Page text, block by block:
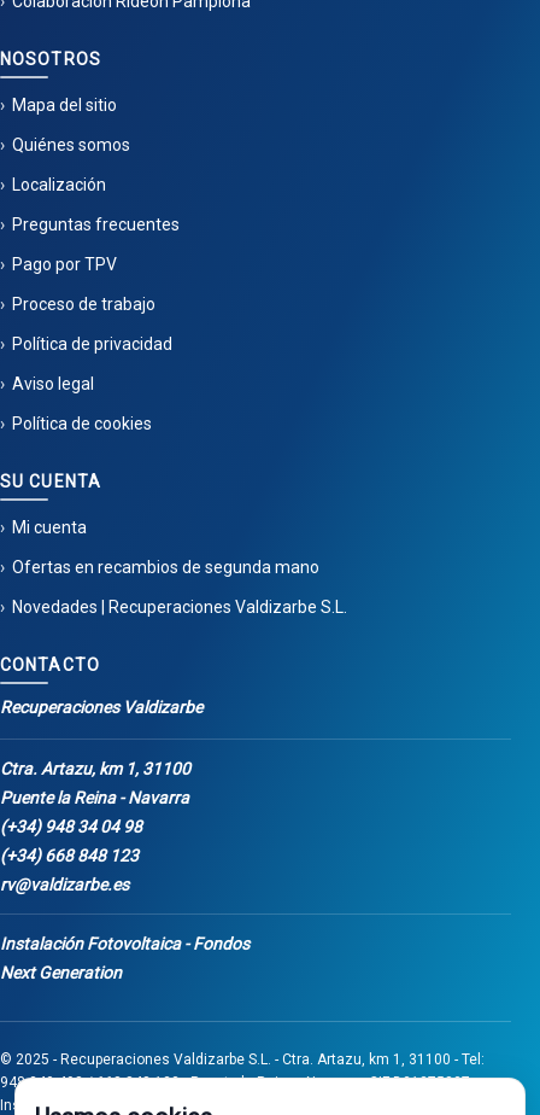
NOSOTROS
Mapa del sitio
Quiénes somos
Localización
Preguntas frecuentes
Pago por TPV
Proceso de trabajo
Política de privacidad
Aviso legal
Política de cookies
SU CUENTA
Mi cuenta
Ofertas en recambios de segunda mano
Novedades | Recuperaciones Valdizarbe S.L.
CONTACTO
Recuperaciones Valdizarbe
Ctra. Artazu, km 1, 31100
Puente la Reina - Navarra
(+34) 948 34 04 98
(+34) 668 848 123
rv@valdizarbe.es
Instalación Fotovoltaica - Fondos
Next Generation
© 2025 - Recuperaciones Valdizarbe S.L. - Ctra. Artazu, km 1, 31100 - Tel:
948 340 498 / 668 848 123 - Puente la Reina - Navarra - CIF B31275837.
Inscrita en el Registro Mercantil de Navarra, Tomo 32, Folio 75, Hoja 525.